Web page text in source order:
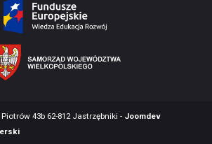
43b 62-812 Jastrzębniki - Joomdev